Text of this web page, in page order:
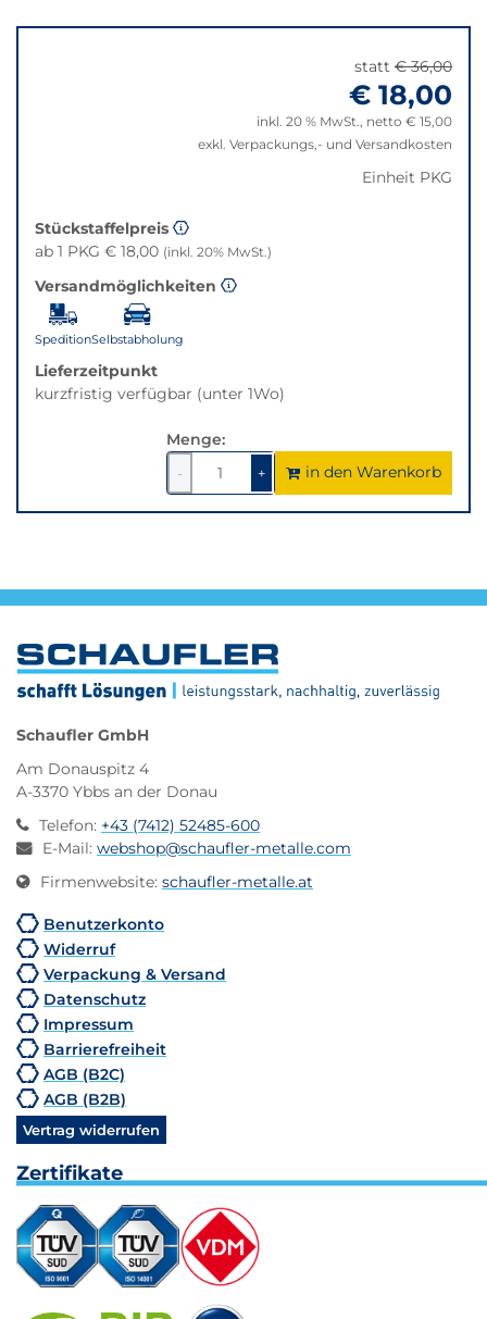
Bei
Alternative
der
gewünschten
Variante.
zu
statt € 36,00
€ 18,00
inkl. 20 % MwSt., netto € 15,00
exkl. Verpackungs,- und Versandkosten
Einheit PKG
Stückstaffelpreis
ab 1 PKG € 18,00 (inkl. 20% MwSt.)
Versandmöglichkeiten
SpeditionSelbstabholung
Lieferzeitpunkt
kurzfristig verfügbar (unter 1Wo)
Menge:
-
1
verringern
+1um
1
erhöhen
in den Warenkorb
Schaufler GmbH
Am Donauspitz 4
A-3370 Ybbs an der Donau
Telefon: +43 (7412) 52485-600
E-Mail: webshop@schaufler-metalle.com
Firmenwebsite: schaufler-metalle.at
Benutzerkonto
Widerruf
Verpackung & Versand
Datenschutz
Impressum
Barrierefreiheit
AGB (B2C)
AGB (B2B)
Vertrag widerrufen
Zertifikate